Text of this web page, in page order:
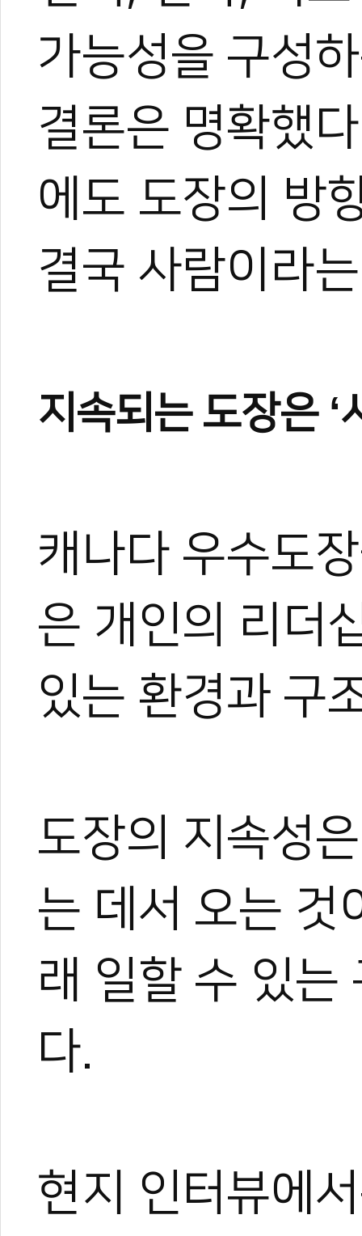
가능성을 구성
결론은 명확했
에도 도장의 방
결국 사람이라
지속되는 도장은 ‘
캐나다 우수도
은 개인의 리더
있는 환경과 구
도장의 지속성
는 데서 오는 것
래 일할 수 있는
다.
현지 인터뷰에